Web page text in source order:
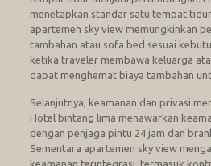
menetapkan standar satu tempat
apartemen sky view memungkinkan
tambahan atau sofa bed sesuai
ketika traveler membawa keluarga
dapat menghemat biaya tambahan
Selanjutnya, keamanan dan privasi
Hotel bintang lima menawarkan
dengan penjaga pintu 24 jam dan
Sementara apartemen sky view
keamanan terintegrasi, termasuk